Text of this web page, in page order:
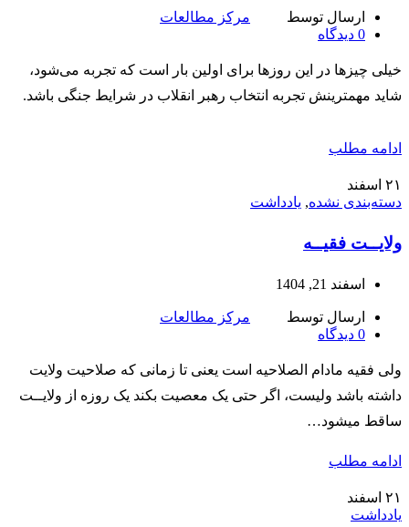
ارسال توسط
مرکز مطالعات
0 دیدگاه
خیلی چیزها در این روزها برای اولین بار است که تجربه می‌شود،
شاید مهمترینش تجربه انتخاب رهبر انقلاب در شرایط جنگی باشد.
ادامه مطلب
۲۱ اسفند
دسته‌بندی نشده, یادداشت
ولایــت فقیــه
اسفند 21, 1404
ارسال توسط
مرکز مطالعات
0 دیدگاه
ولی فقیه مادام الصلاحیه است یعنی تا زمانی که صلاحیت ولایت
داشته باشد ولیست، اگر حتی یک معصیت بکند یک روزه از ولایــت
ساقط میشود…
ادامه مطلب
۲۱ اسفند
یادداشت